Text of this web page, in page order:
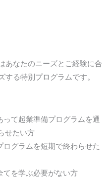
あなたのニーズとご経験に合
る特別プログラムです。
って起業準備プログラムを通
せたい方
グラムを短期で終わらせた
てを学ぶ必要がない方